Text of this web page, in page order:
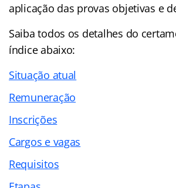
aplicação das provas objetivas e
Saiba todos os detalhes do
índice abaixo:
Situação atual
Remuneração
Inscrições
Cargos e vagas
Requisitos